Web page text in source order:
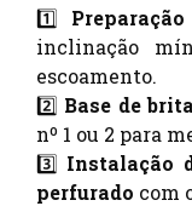
1️⃣
inclinação
escoamento.
2️⃣ Base de brita
nº 1 ou 2 para
3️⃣ Instalação
perfurado com